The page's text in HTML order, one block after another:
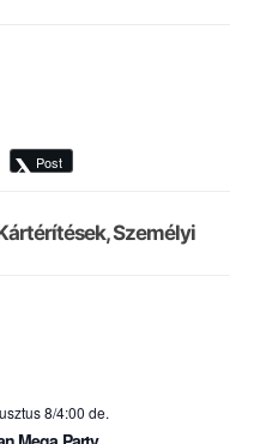
Post
Személyi
8/4:00 de.